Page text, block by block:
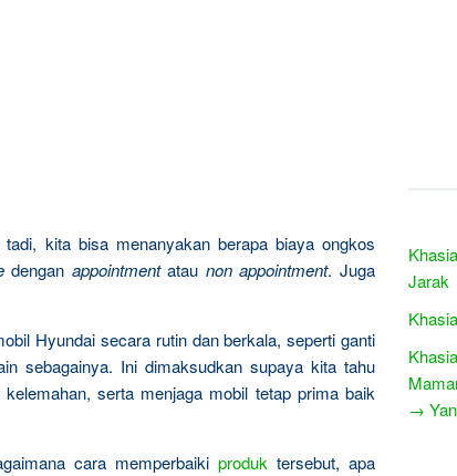
kita bisa menanyakan berapa biaya ongkos
dengan appointmentatau non appointment. Juga
Hyundai secara rutin dan berkala, seperti ganti
sebagainya. Ini dimaksudkan supaya kita tahu
serta menjaga mobil tetap prima baik
cara memperbaiki produk tersebut, apa
Jarak
→